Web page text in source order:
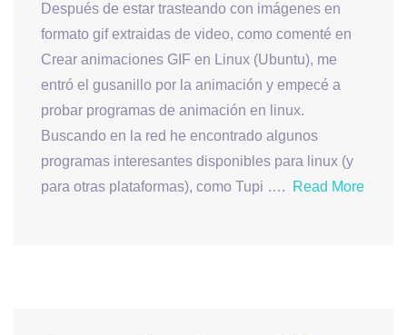
Después de estar trasteando con imágenes en
formato gif extraidas de video, como comenté en
Crear animaciones GIF en Linux (Ubuntu), me
entró el gusanillo por la animación y empecé a
probar programas de animación en linux.
Buscando en la red he encontrado algunos
programas interesantes disponibles para linux (y
para otras plataformas), como Tupi ….
Read More